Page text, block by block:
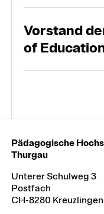
Vorstand
of
Pädagogische
Thurgau
Unterer Schulweg 3
Postfach
CH-8280 Kreuzlingen